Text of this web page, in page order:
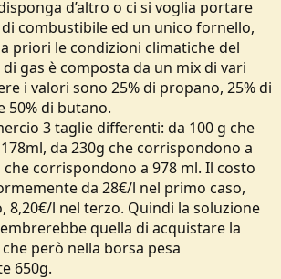
d’altro o ci si voglia portare
combustibile ed un unico fornello,
priori le condizioni climatiche del
gas è composta da un mix di vari
i valori sono 25% di propano, 25% di
50% di butano.
3 taglie differenti: da 100 g che
da 230g che corrispondono a
che corrispondono a 978 ml. Il costo
da 28€/l nel primo caso,
8,20€/l nel terzo. Quindi la soluzione
quella di acquistare la
però nella borsa pesa
650g.